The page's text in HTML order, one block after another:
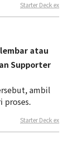
Starter Deck ex
atau
Supporter
ambil
proses.
Starter Deck ex